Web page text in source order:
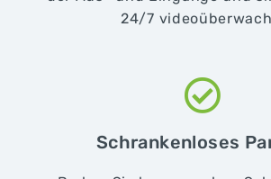
24/7
Schrankenloses